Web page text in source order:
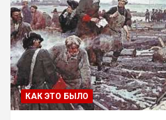
КАК ЭТО БЫЛО